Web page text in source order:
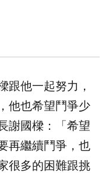
跟他一起努力，
他也希望鬥爭少
謝國樑：「希望
再繼續鬥爭，也
很多的困難跟挑